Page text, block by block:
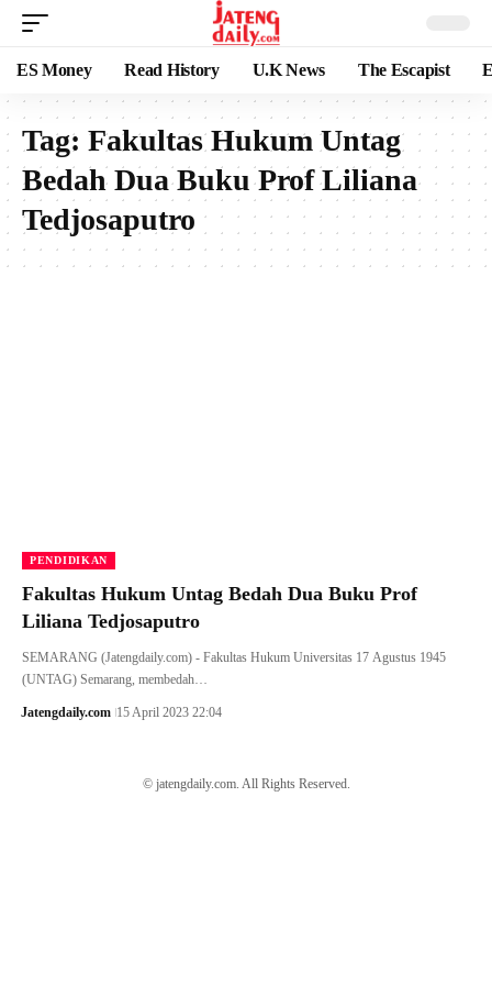
ES Money Read History U.K News The Escapist
Tag: Fakultas Hukum Untag
Bedah Dua Buku Prof Liliana
Tedjosaputro
PENDIDIKAN
Fakultas Hukum Untag Bedah Dua Buku Prof
Liliana Tedjosaputro
SEMARANG (Jatengdaily.com) - Fakultas Hukum Universitas 17 Agustus 1945
(UNTAG) Semarang, membedah…
Jatengdaily.com 15 April 2023 22:04
© jatengdaily.com. All Rights Reserved.